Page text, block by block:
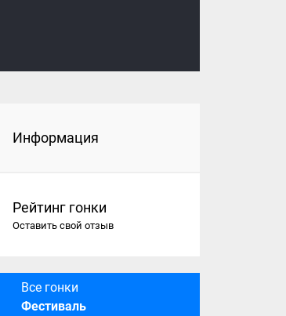
Информация
Рейтинг гонки
Оставить свой отзыв
Все гонки
Фестиваль